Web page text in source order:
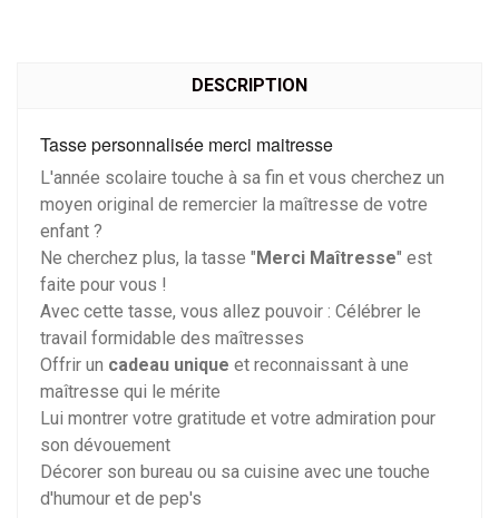
DESCRIPTION
Tasse personnalisée merci maitresse
L'année scolaire touche à sa fin et vous cherchez un
moyen original de remercier la maîtresse de votre
enfant ?
Ne cherchez plus, la tasse "Merci Maîtresse" est
faite pour vous !
Avec cette tasse, vous allez pouvoir : Célébrer le
travail formidable des maîtresses
Offrir un cadeau unique et reconnaissant à une
maîtresse qui le mérite
Lui montrer votre gratitude et votre admiration pour
son dévouement
Décorer son bureau ou sa cuisine avec une touche
d'humour et de pep's